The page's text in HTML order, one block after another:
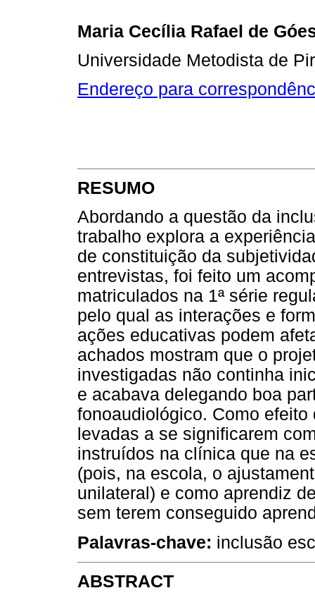
Maria Cecília Rafael de
Universidade Metodista de
Endereço para
RESUMO
Abordando a questão da
trabalho explora a
de constituição da
entrevistas, foi feito um
matriculados na 1ª série
pelo qual as interações e
ações educativas podem
achados mostram que o
investigadas não continha
e acabava delegando boa
fonoaudiológico. Como
levadas a se significarem
instruídos na clínica que na
(pois, na escola, o
unilateral) e como aprendiz
sem terem conseguido
Palavras-chave: inclusão
ABSTRACT